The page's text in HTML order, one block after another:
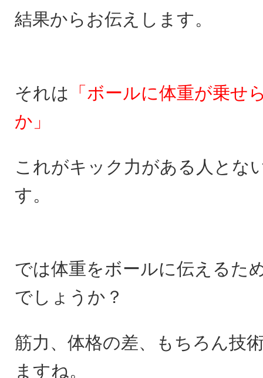
結果からお伝えします。
それは
「ボールに体重が乗せ
か」
これがキック力がある人とな
す。
では体重をボールに伝えるた
でしょうか？
筋力、体格の差、もちろん技
ますね。